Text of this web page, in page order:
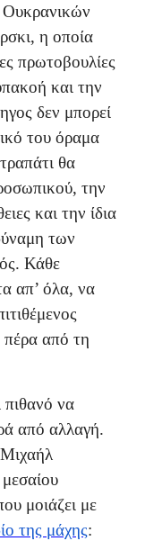
η οποία
πρωτοβουλίες
και την
δεν μπορεί
του όραμα
θα
την
και την ίδια
των
Κάθε
απ’ όλα, να
πέρα από τη
πιθανό να
από αλλαγή.
μοιάζει με
της μάχης: